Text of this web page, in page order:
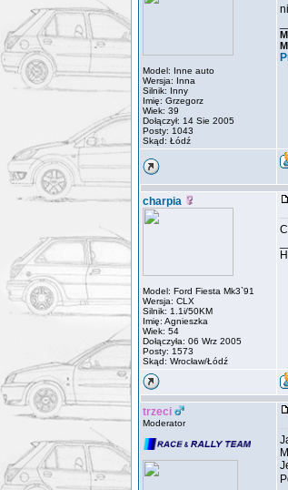
Model: Inne auto
Wersja: Inna
Silnik: Inny
Imię: Grzegorz
Wiek: 39
Dołączył: 14 Sie 2005
Posty: 1043
Skąd: Łódź
charpia
Model: Ford Fiesta Mk3`91
Wersja: CLX
Silnik: 1.1i/50KM
Imię: Agnieszka
Wiek: 54
Dołączyła: 06 Wrz 2005
Posty: 1573
Skąd: Wrocław/Łódź
trzeci
Moderator